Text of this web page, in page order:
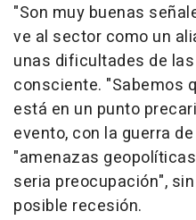
"Son muy buenas
ve al sector como un
unas dificultades de
consciente. "Sabemos
está en un punto
evento, con la guerra
"amenazas
seria preocupación",
posible recesión.